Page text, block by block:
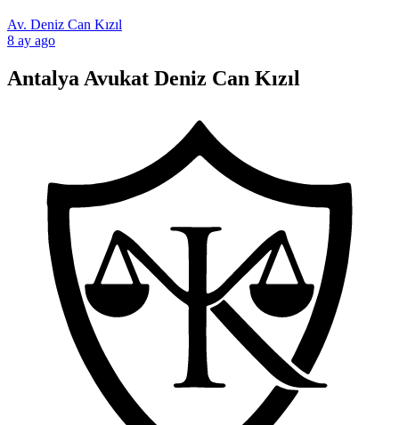
Av. Deniz Can Kızıl
8 ay ago
Antalya Avukat Deniz Can Kızıl